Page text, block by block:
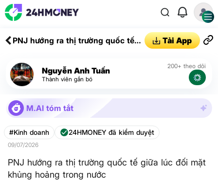
PNJ hướng ra thị trường quốc tế
trong nước
Tải App
Nguyễn Anh Tuấn
Thành viên gắn bó
200+ theo dõi
M.AI tóm tắt
#Kinh doanh 24HMONEY đã kiểm duyệt
09/07/2026
PNJ hướng ra thị trường quốc tế giữa lúc đối mặt
khủng hoảng trong nước